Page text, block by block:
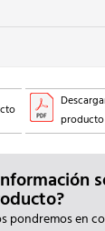
producto
pondremos en